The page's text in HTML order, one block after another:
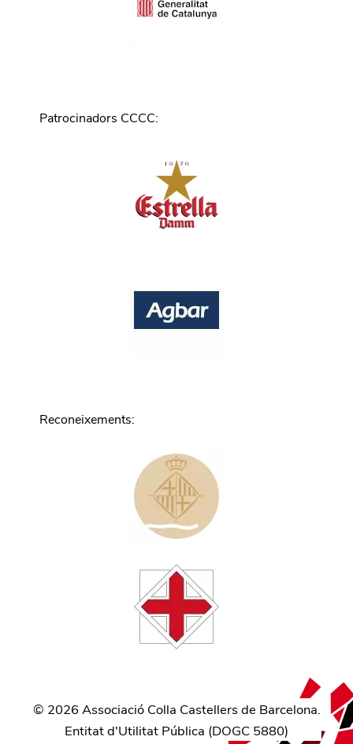
Patrocinadors CCCC:
Reconeixements:
© 2026Associació Colla Castellers de Barcelona.
Entitat d'Utilitat Pública (DOGC 5880)